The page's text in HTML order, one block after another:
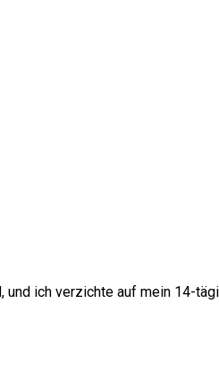
ich verzichte auf mein 14-